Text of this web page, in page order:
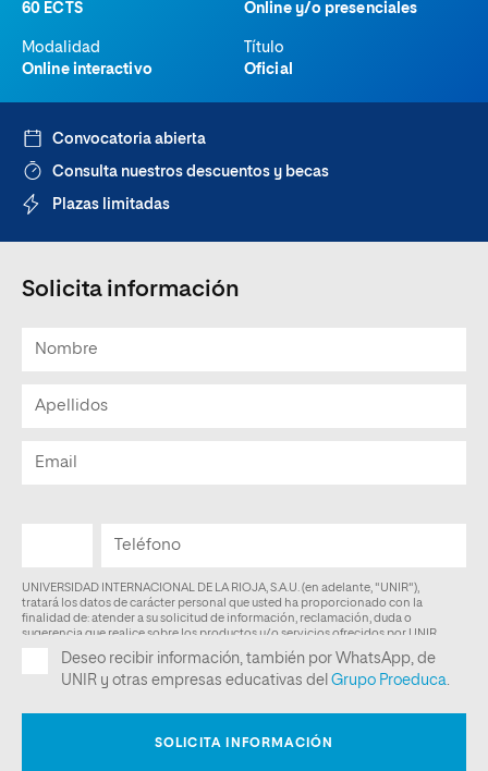
60 ECTS
Online y/o presenciales
Modalidad
Online interactivo
Título
Oficial
Convocatoria abierta
Consulta nuestros descuentos y becas
Plazas limitadas
Solicita información